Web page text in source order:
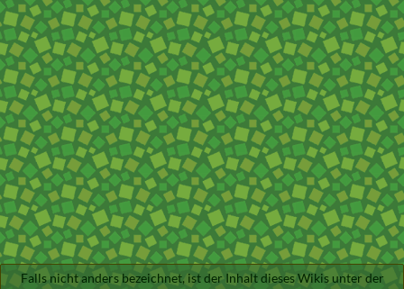
Falls nicht anders bezeichnet, ist der Inhalt dieses Wikis unter der